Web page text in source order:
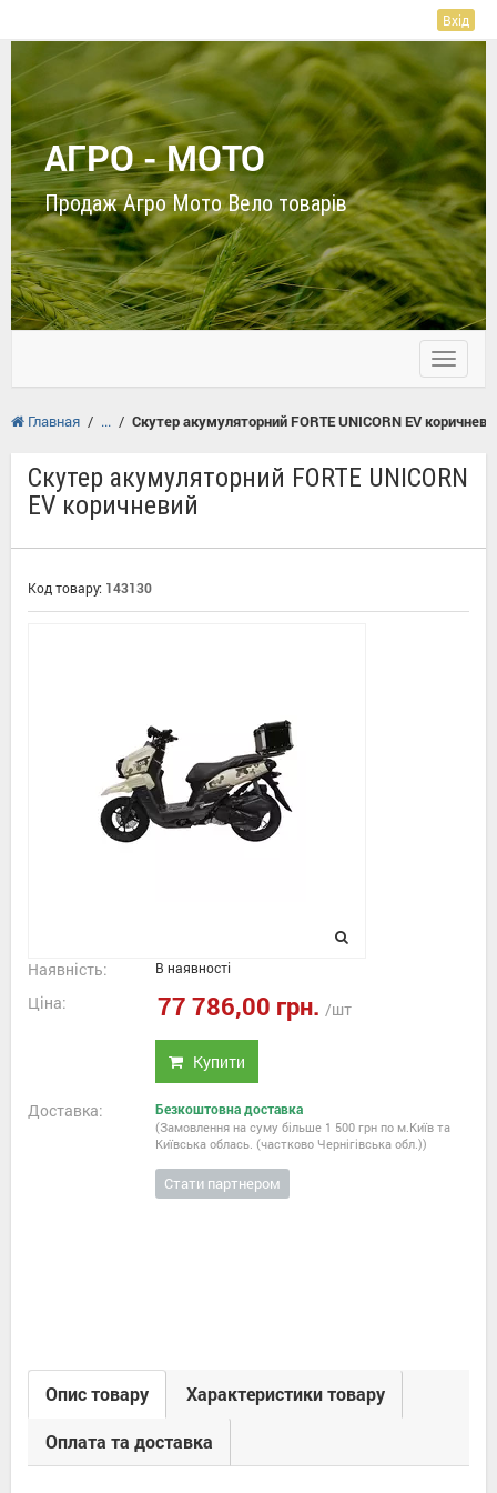
Вхід
АГРО - МОТО
Продаж Агро Мото Вело товарів
Toggle
Главная / / Скутер акумуляторний FORTE UNICORN EV
Скутер акумуляторний FORTE UNICORN
EV коричневий
Код товару: 143130
Наявність: В наявності
Ціна: 77 786,00 грн. /шт
Купити
Доставка: Безкоштовна доставка
(Замовлення на суму більше 1 500 грн по м.Київ та
Київська облась. (частково Чернігівська обл.))
Стати партнером
Опис товару Характеристики товару
Оплата та доставка